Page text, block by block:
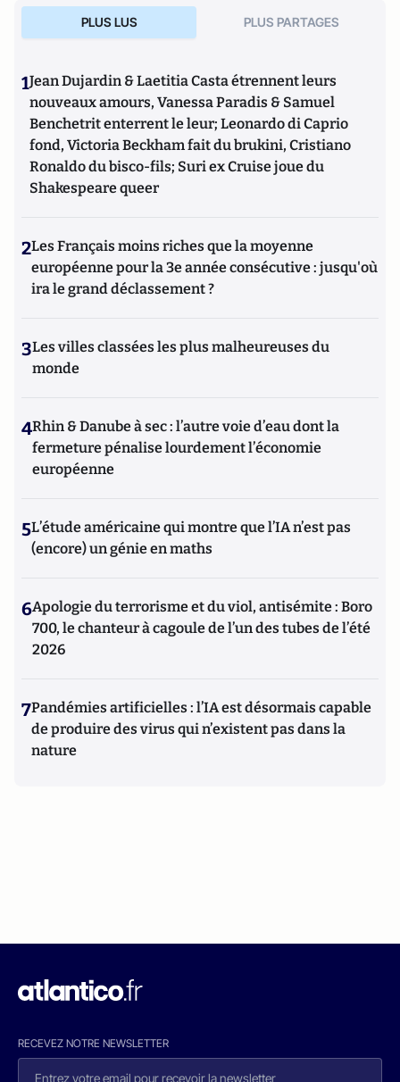
PLUS LUS PLUS PARTAGES
1Jean Dujardin & Laetitia Casta étrennent leurs
nouveaux amours, Vanessa Paradis & Samuel
Benchetrit enterrent le leur; Leonardo di Caprio
fond, Victoria Beckham fait du brukini, Cristiano
Ronaldo du bisco-fils; Suri ex Cruise joue du
Shakespeare queer
2Les Français moins riches que la moyenne
européenne pour la 3e année consécutive : jusqu'où
ira le grand déclassement ?
3Les villes classées les plus malheureuses du
monde
4Rhin & Danube à sec : l’autre voie d’eau dont la
fermeture pénalise lourdement l’économie
européenne
5L’étude américaine qui montre que l’IA n’est pas
(encore) un génie en maths
6Apologie du terrorisme et du viol, antisémite : Boro
700, le chanteur à cagoule de l’un des tubes de l’été
2026
7Pandémies artificielles : l’IA est désormais capable
de produire des virus qui n’existent pas dans la
nature
RECEVEZ NOTRE NEWSLETTER